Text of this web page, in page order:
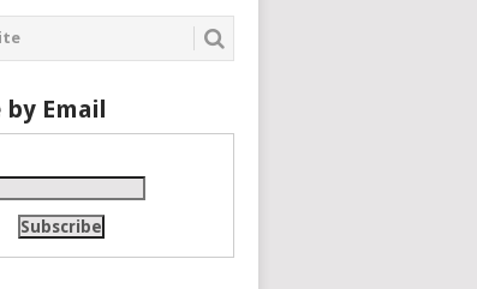
by Email